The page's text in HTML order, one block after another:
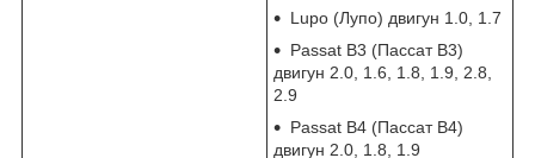
Lupo (Лупо) двигун 1.0, 1.7
Passat B3 (Пассат В3)
двигун 2.0, 1.6, 1.8, 1.9, 2.8,
2.9
Passat B4 (Пассат В4)
двигун 2.0, 1.8, 1.9